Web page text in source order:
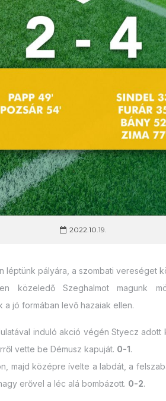
2022.10.19.
léptünk pályára, a szombati vereséget
közeledő Szeghalmot magunk
jó formában levő hazaiak ellen.
induló akció végén Styecz
vette be Démusz kapuját. 0-1.
majd középre ívelte a labdát, a
erővel a léc alá bombázott. 0-2.